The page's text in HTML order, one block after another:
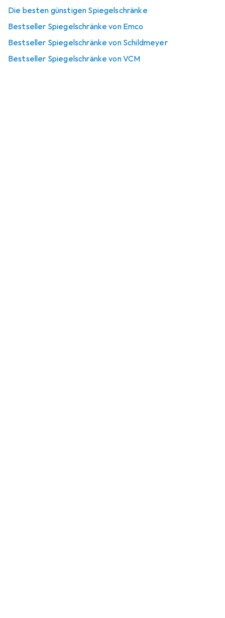
Die besten günstigen Spiegelschränke
Bestseller Spiegelschränke von Emco
Bestseller Spiegelschränke von Schildmeyer
Bestseller Spiegelschränke von VCM